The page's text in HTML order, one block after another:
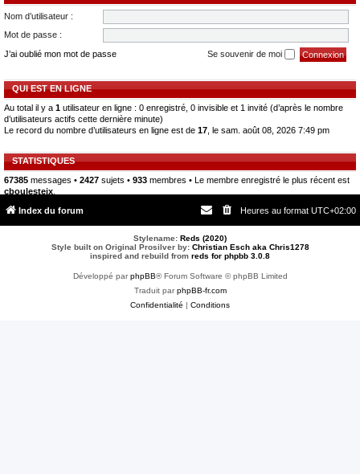
Nom d’utilisateur :
Mot de passe :
J’ai oublié mon mot de passe
Se souvenir de moi
QUI EST EN LIGNE
Au total il y a 1 utilisateur en ligne : 0 enregistré, 0 invisible et 1 invité (d’après le nombre
d’utilisateurs actifs cette dernière minute)
Le record du nombre d’utilisateurs en ligne est de 17 , le sam. août 08, 2026 7:49 pm
STATISTIQUES
67385 messages • 2427 sujets • 933 membres • Le membre enregistré le plus récent est
cboulesteix
Index du forum
Heures au format UTC+02:00
Stylename: Reds (2020)
Style built on Original Prosilver by: Christian Esch aka Chris1278
inspired and rebuild from reds for phpbb 3.0.8
Développé parphpBB® Forum Software © phpBB Limited
Traduit parphpBB-fr.com
Confidentialité | Conditions